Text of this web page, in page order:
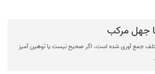
جهل مرکب
جمع آوری شده است، اگر صحیح نیست یا توهین آمیز